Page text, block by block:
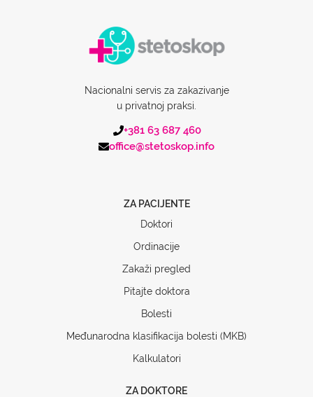
Nacionalni servis za zakazivanje
u privatnoj praksi.
+381 63 687 460
office@stetoskop.info
ZA PACIJENTE
Doktori
Ordinacije
Zakaži pregled
Pitajte doktora
Bolesti
Međunarodna klasifikacija bolesti (MKB)
Kalkulatori
ZA DOKTORE